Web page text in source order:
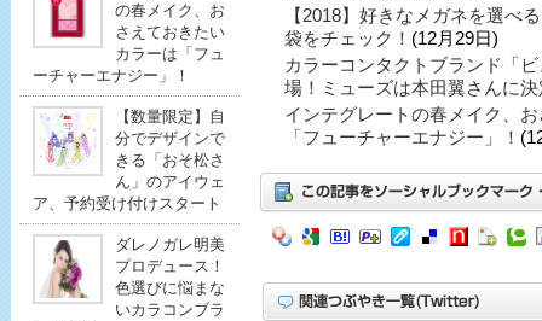
の春メイク、お
さえておきたい
カラーは「フュ
ーチャーエナジー」！
【数量限定】自
分でデザインで
きる「おそ松さ
ん」のアイウェ
ア、予約受け付けスタート
ダレノガレ明美
プロデュース！
色選びに悩まな
いカラコンブラ
【2018】好きなメガネを選べ
袋をチェック！ (12月29日)
カラーコンタクトブランド「
場！ミューズは本田翼さんに決
インテグレートの春メイク、
「フューチャーエナジー」！